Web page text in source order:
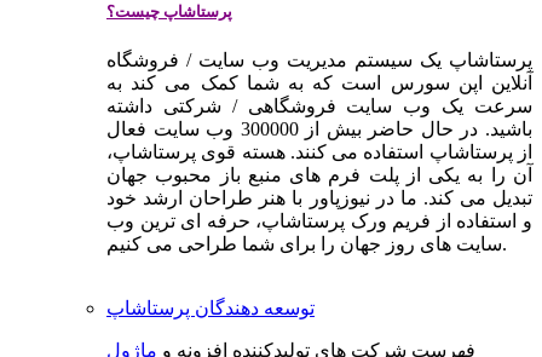
پرستاشاپ چیست؟
پرستاشاپ یک سیستم مدیریت وب سایت / فروشگاه
آنلاین اپن سورس است که به شما کمک می کند به
سرعت یک وب سایت فروشگاهی / شرکتی داشته
باشید. در حال حاضر بیش از 300000 وب سایت فعال
از پرستاشاپ استفاده می کنند. هسته قوی پرستاشاپ،
آن را به یکی از پلت فرم های منبع باز محبوب جهان
تبدیل می کند. ما در نیوزپاور با هنر طراحان ارشد خود
و استفاده از فریم ورک پرستاشاپ، حرفه ای ترین وب
سایت های روز جهان را برای شما طراحی می کنیم.
توسعه دهندگان پرستاشاپ
فهرست شرکت های تولیدکننده افزونه و ماژول